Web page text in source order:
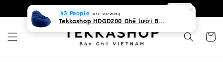
0931268840 Liên hệ với chúng tôi
43 People are viewing
Tekkashop HDGD200 Ghế lười Beanbag form truyền thống, chất liệu Olefin canvas kháng nước, màu xanh biển, có thể sử dụng trong nhà và cả ngoài trời, có quai xách